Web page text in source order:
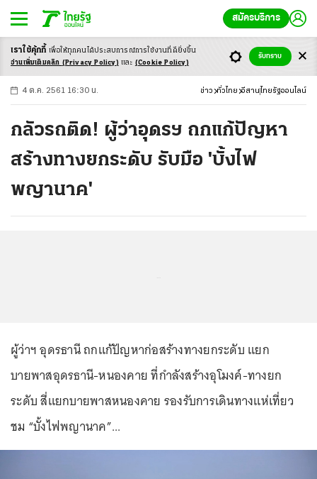
สมัครบริการ
-ก ก ก+
4 ต.ค. 2561 16:30 น. ข่าว ทั่วไทย อีสาน ไทยรัฐออนไลน์
กลัวรถติด! ผู้ว่าอุดรฯ ถกแก้ปัญหา
สร้างทางยกระดับ รับมือ 'บั้งไฟ
พญานาค'
ผู้ว่าฯ อุดรธานี ถกแก้ปัญหาก่อสร้างทางยกระดับ แยก
บายพาสอุดรธานี-หนองคาย ที่กำลังสร้างอุโมงค์-ทางยก
ระดับ สี่แยกบายพาสหนองคาย รองรับการเดินทางแห่เที่ยว
ชม “บั้งไฟพญานาค”...
เราใช้คุ้กกี้ เพื่อให้ทุกคนได้ประสบการณ์การใช้งานที่ดียิ่งขึ้น
อ่านเพิ่มเติมคลิก (Privacy Policy) และ (Cookie Policy)
รับทราบ